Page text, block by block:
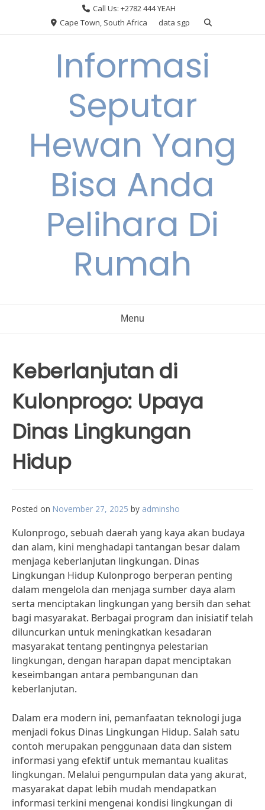
Call Us: +2782 444 YEAH
Cape Town, South Africa
data sgp
Informasi
Seputar
Hewan Yang
Bisa Anda
Pelihara Di
Rumah
Menu
Keberlanjutan di
Kulonprogo: Upaya
Dinas Lingkungan
Hidup
Posted on November 27, 2025 by adminsho
Kulonprogo, sebuah daerah yang kaya akan budaya
dan alam, kini menghadapi tantangan besar dalam
menjaga keberlanjutan lingkungan. Dinas
Lingkungan Hidup Kulonprogo berperan penting
dalam mengelola dan menjaga sumber daya alam
serta menciptakan lingkungan yang bersih dan sehat
bagi masyarakat. Berbagai program dan inisiatif telah
diluncurkan untuk meningkatkan kesadaran
masyarakat tentang pentingnya pelestarian
lingkungan, dengan harapan dapat menciptakan
keseimbangan antara pembangunan dan
keberlanjutan.
Dalam era modern ini, pemanfaatan teknologi juga
menjadi fokus Dinas Lingkungan Hidup. Salah satu
contoh merupakan penggunaan data dan sistem
informasi yang efektif untuk memantau kualitas
lingkungan. Melalui pengumpulan data yang akurat,
masyarakat dapat lebih mudah mendapatkan
informasi terkini mengenai kondisi lingkungan di